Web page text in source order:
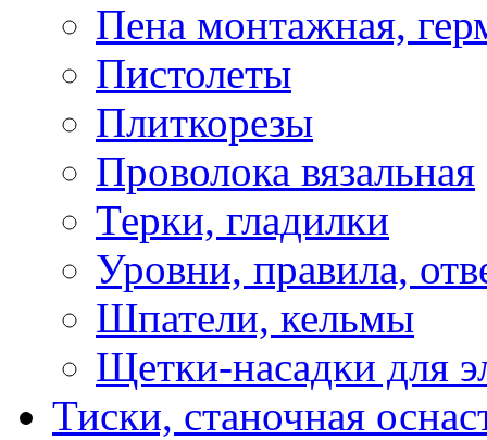
Пена монтажная,
Пистолеты
Плиткорезы
Проволока вязальная
Терки, гладилки
Уровни, правила,
Шпатели, кельмы
Щетки-насадки для
Тиски, станочная